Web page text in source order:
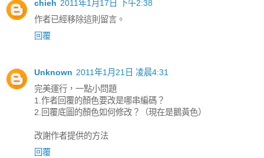
chieh 2011年1月17日 下午2:38
作者已經移除這則留言。
回覆
Unknown 2011年1月21日 凌晨4:31
完美運行，一點小問題
1.作者回覆的顏色要改是哪串編碼？
2.回覆底圖的顏色如何修改？（現在是鵝黃色）
改謝作者提供的方法
回覆